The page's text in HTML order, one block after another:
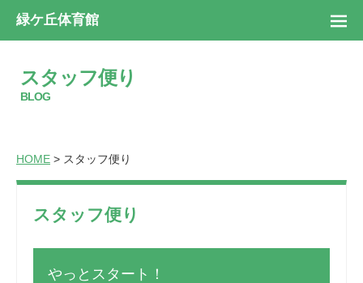
緑ケ丘体育館
スタッフ便り
BLOG
HOME > スタッフ便り
スタッフ便り
やっとスタート！